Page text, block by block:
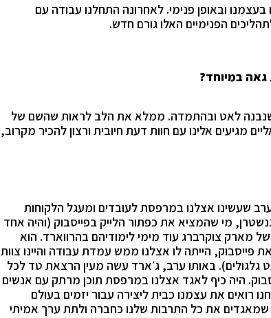
בעצמנו ובאופן פנימי. לאחרונה התחלנו עבודה עם
הפנימיים האלו גורם חדש.
במיוחד?
שנבנה לאט ובהתמדה. ממלא את הלב לראות שהשם של
מגיעים אלינו עם חוות דעת חיובית ורצון להכיר מקרוב,
שעשינו אצלנו במרפסת לעובדים ומעגל הלקוחות
מי שהמציא את כפתור הלייק בפייסבוק (והיה אחד
מארק צוקרברג עוד מימי לימודיהם בהרווארד. הוא
הייתה לו אצלנו ממש עמדת עבודה והיינו צוות
באותו ערב, ג׳ארד עשה מעין הרצאת טד לכל
היה כיף לאגד אצלנו במרפסת תוכן מרתק עם אנשים
רואים את עצמנו כבית ליצירה עבור יזמים בעולם
שמאגדים את כל התרבות שלנו כחברה ולתת ערך אמיתי